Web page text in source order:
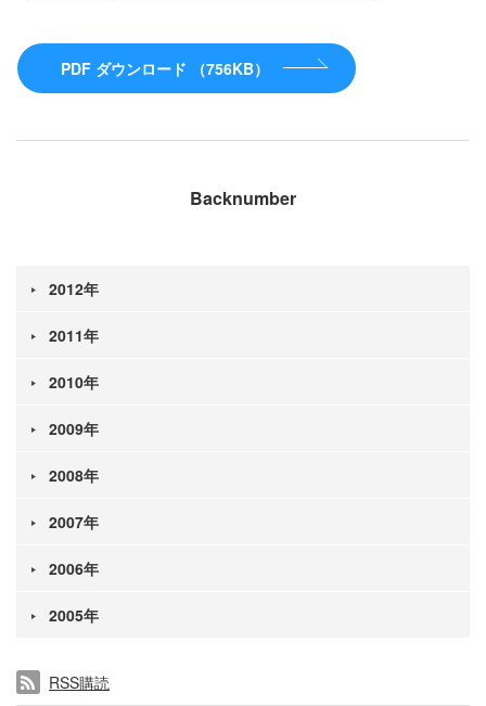
PDF ダウンロード （756KB）
Backnumber
2012年
2011年
2010年
2009年
2008年
2007年
2006年
2005年
RSS購読